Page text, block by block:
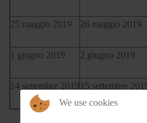
25 maggio 2019 26 maggio 2019
1 giugno 2019 2 giugno 2019
14 settembre 2019 15 settembre
We use cookies